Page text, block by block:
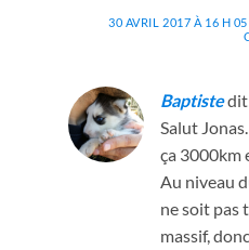
30 AVRIL 2017 À 16 H
Baptiste
Salut
ça 3000km
Au niveau
ne soit pas
massif,